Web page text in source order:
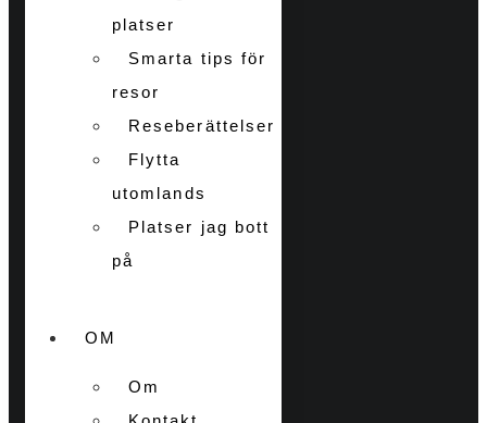
platser
Smarta tips för
resor
Reseberättelser
Flytta
utomlands
Platser jag bott
på
OM
Om